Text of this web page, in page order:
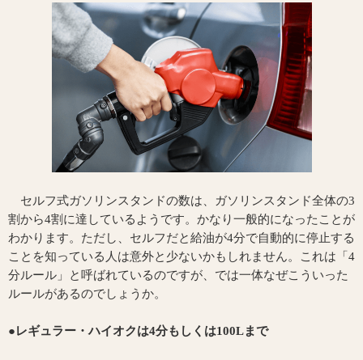
セルフ式ガソリンスタンドの数は、ガソリンスタンド全体の3
割から4割に達しているようです。かなり一般的になったことが
わかります。ただし、セルフだと給油が4分で自動的に停止する
ことを知っている人は意外と少ないかもしれません。これは「4
分ルール」と呼ばれているのですが、では一体なぜこういった
ルールがあるのでしょうか。
●レギュラー・ハイオクは4分もしくは100Lまで